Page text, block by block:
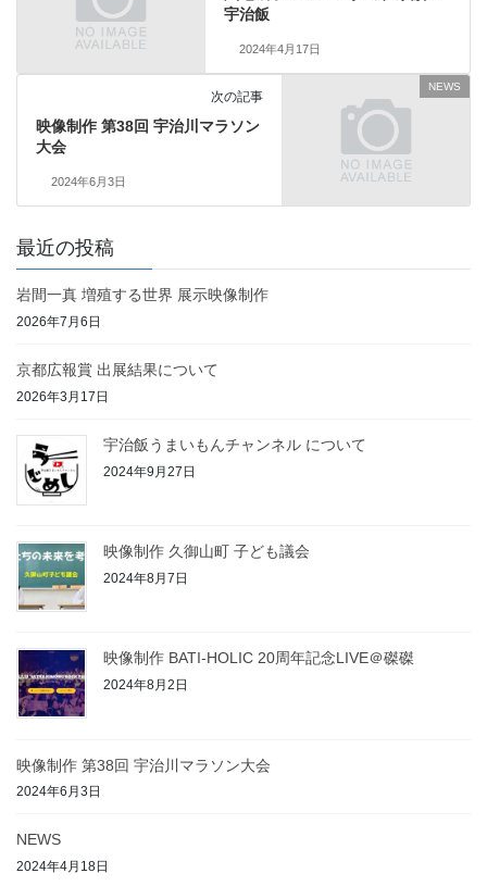
宇治飯
2024年4月17日
NEWS
次の記事
映像制作 第38回 宇治川マラソン
大会
2024年6月3日
最近の投稿
岩間一真 増殖する世界 展示映像制作
2026年7月6日
京都広報賞 出展結果について
2026年3月17日
宇治飯うまいもんチャンネル について
2024年9月27日
映像制作 久御山町 子ども議会
2024年8月7日
映像制作 BATI-HOLIC 20周年記念LIVE＠磔磔
2024年8月2日
映像制作 第38回 宇治川マラソン大会
2024年6月3日
NEWS
2024年4月18日